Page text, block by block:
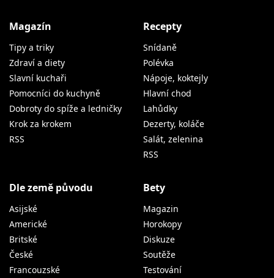
Magazín
Tipy a triky
Zdraví a diety
Slavní kuchaři
Pomocníci do kuchyně
Dobroty do spíže a ledničky
Krok za krokem
RSS
Recepty
Snídaně
Polévka
Nápoje, koktejly
Hlavní chod
Lahůdky
Dezerty, koláče
Salát, zelenina
RSS
Dle země původu
Asijské
Americké
Britské
České
Francouzské
Bety
Magazin
Horokopy
Diskuze
Soutěže
Testování